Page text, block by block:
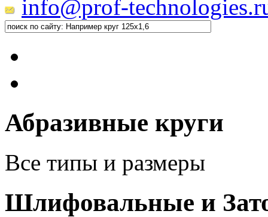
info@prof-
Абразивные круги
Все типы и размеры
Шлифовальные и